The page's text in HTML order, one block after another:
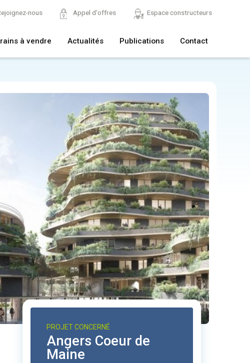
nous Appel d'offres Espace constructeurs
à vendre Actualités Publications Contact
PROJET CONCERNÉ
Angers Coeur de
Maine